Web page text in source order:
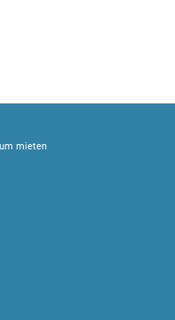
mieten